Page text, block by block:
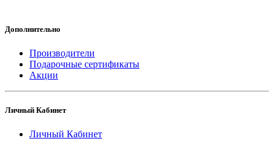
Дополнительно
Производители
Подарочные сертификаты
Акции
Личный Кабинет
Личный Кабинет